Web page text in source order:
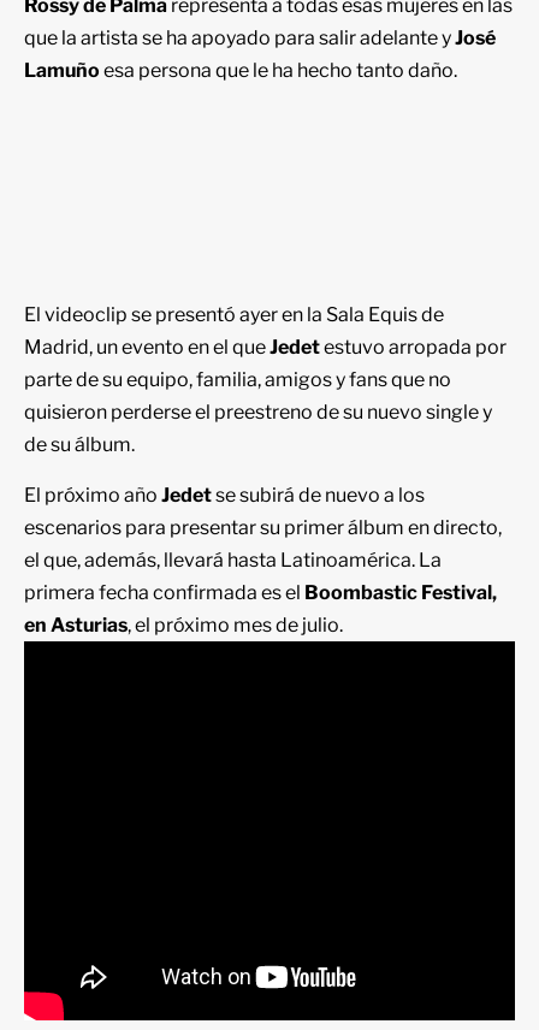
Rossy de Palma representa a todas esas mujeres en las
que la artista se ha apoyado para salir adelante yJosé
Lamuño esa persona que le ha hecho tanto daño.
El videoclip se presentó ayer en la Sala Equis de
Madrid, un evento en el queJedetestuvo arropada por
parte de su equipo, familia, amigos y fans que no
quisieron perderse el preestreno de su nuevo single y
de su álbum.
El próximo año Jedetse subirá de nuevo a los
escenarios para presentar su primer álbum en directo,
el que, además, llevará hasta Latinoamérica. La
primera fecha confirmada es el Boombastic Festival,
en Asturias, el próximo mes de julio.